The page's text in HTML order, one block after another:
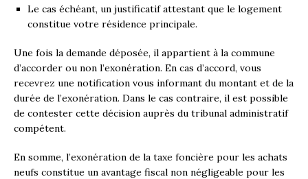
Le cas échéant, un justificatif attestant que le logement
constitue votre résidence principale.
Une fois la demande déposée, il appartient à la commune
d’accorder ou non l’exonération. En cas d’accord, vous
recevrez une notification vous informant du montant et de la
durée de l’exonération. Dans le cas contraire, il est possible
de contester cette décision auprès du tribunal administratif
compétent.
En somme, l’exonération de la taxe foncière pour les achats
neufs constitue un avantage fiscal non négligeable pour les